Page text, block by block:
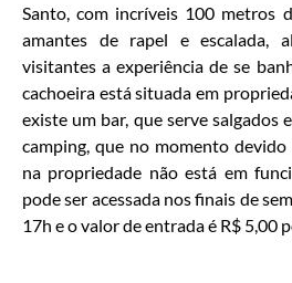
Santo, com incríveis 100 metros
amantes de rapel e escalada,
visitantes a experiência de se
cachoeira está situada em
existe um bar, que serve salgados
camping, que no momento
na propriedade não está em
pode ser acessada nos finais de
17h e o valor de entrada é R$ 5,00